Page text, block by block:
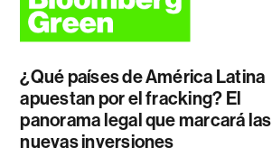
¿Qué países de América Latina
apuestan por el fracking? El
panorama legal que marcará las
nuevas inversiones